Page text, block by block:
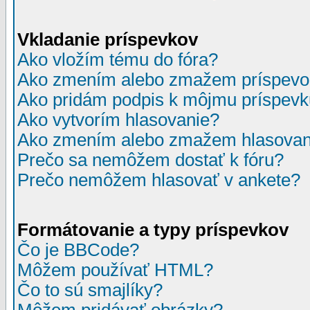
Vkladanie príspevkov
Ako vložím tému do fóra?
Ako zmením alebo zmažem
Ako pridám podpis k môjmu
Ako vytvorím hlasovanie?
Ako zmením alebo zmažem
Prečo sa nemôžem dostať k fóru?
Prečo nemôžem hlasovať v ankete?
Formátovanie a typy príspevkov
Čo je BBCode?
Môžem používať HTML?
Čo to sú smajlíky?